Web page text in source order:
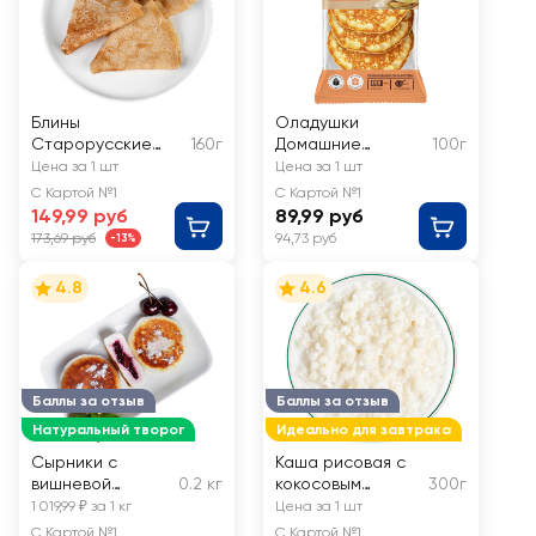
Блины
Старорусские
РЕСТО ШИК
160г
Цена за 1 шт
С Картой №1
149,99 руб
173,69 руб -13%
Оладушки
Домашние
МИРАТОРГ
100г
Цена за 1 шт
С Картой №1
89,99 руб
94,73 руб
Баллы за отзыв
Натуральный творог
4.8
Сырники с
вишневой
начинкой ЛЕНТА
FRESH, весовые
0.2 кг
1 019,99 ₽ за 1 кг
С Картой №1
Баллы за отзыв
Идеально для завтрака
4.6
Каша рисовая с
кокосовым
молоком ЛЕНТА
FRESH
300г
Цена за 1 шт
С Картой №1